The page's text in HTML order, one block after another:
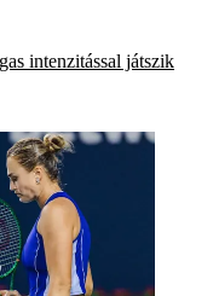
intenzitással játszik